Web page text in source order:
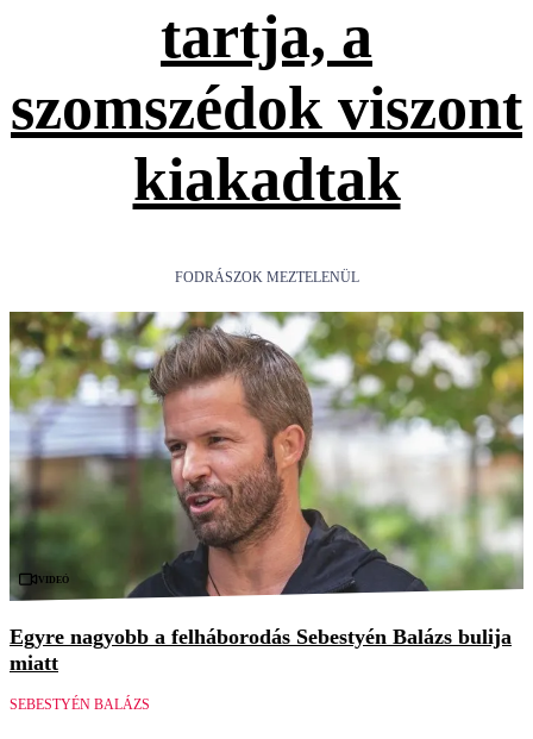
tartja, a
szomszédok viszont
kiakadtak
FODRÁSZOK MEZTELENÜL
Videó
Egyre nagyobb a felháborodás Sebestyén Balázs bulija
miatt
SEBESTYÉN BALÁZS